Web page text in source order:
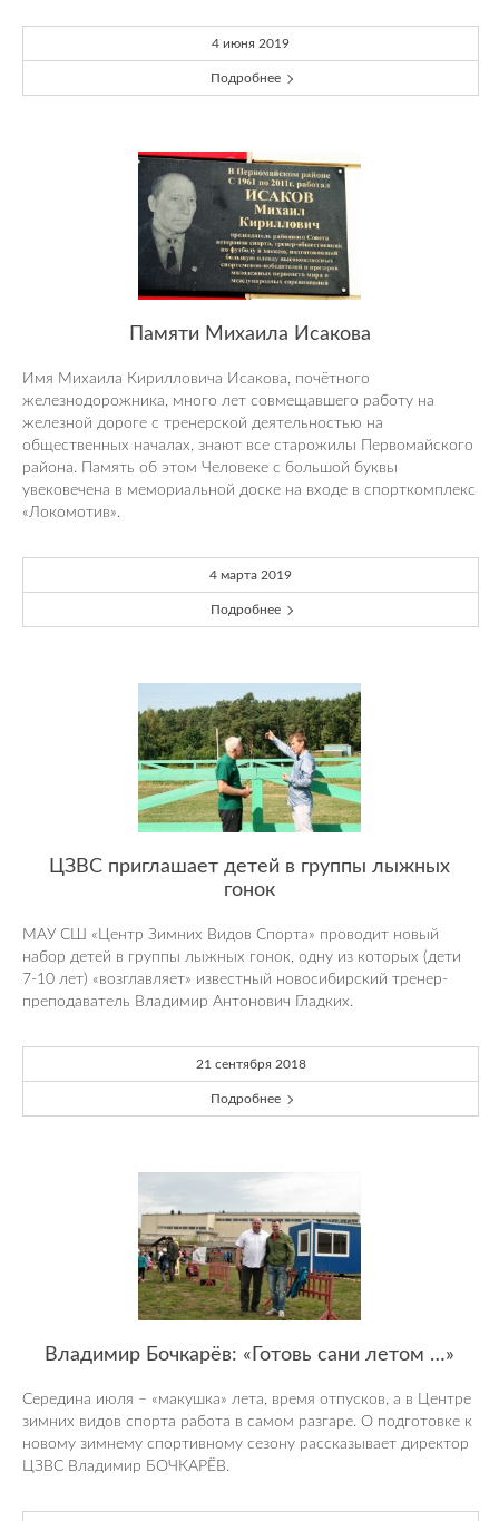
4 июня 2019
Подробнее
Памяти Михаила Исакова
Имя Михаила Кирилловича Исакова, почётного
железнодорожника, много лет совмещавшего работу на
железной дороге с тренерской деятельностью на
общественных началах, знают все старожилы Первомайского
района. Память об этом Человеке с большой буквы
увековечена в мемориальной доске на входе в спорткомплекс
«Локомотив».
4 марта 2019
Подробнее
ЦЗВС приглашает детей в группы лыжных
гонок
МАУ СШ «Центр Зимних Видов Спорта» проводит новый
набор детей в группы лыжных гонок, одну из которых (дети
7-10 лет) «возглавляет» известный новосибирский тренер-
преподаватель Владимир Антонович Гладких.
21 сентября 2018
Подробнее
Владимир Бочкарёв: «Готовь сани летом …»
Середина июля – «макушка» лета, время отпусков, а в Центре
зимних видов спорта работа в самом разгаре. О подготовке к
новому зимнему спортивному сезону рассказывает директор
ЦЗВС Владимир БОЧКАРЁВ.